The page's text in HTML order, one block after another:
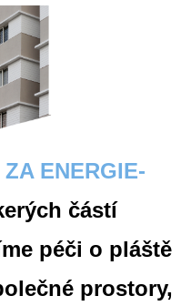
ENERGIE-
částí
péči o pláště
prostory,